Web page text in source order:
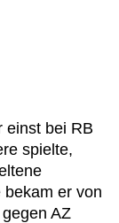
einst bei RB
spielte,
er von
AZ